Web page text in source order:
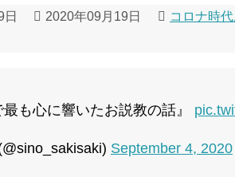
2020年09月19日 コロナ時
最も心に響いたお説教の話』
September 4, 2020